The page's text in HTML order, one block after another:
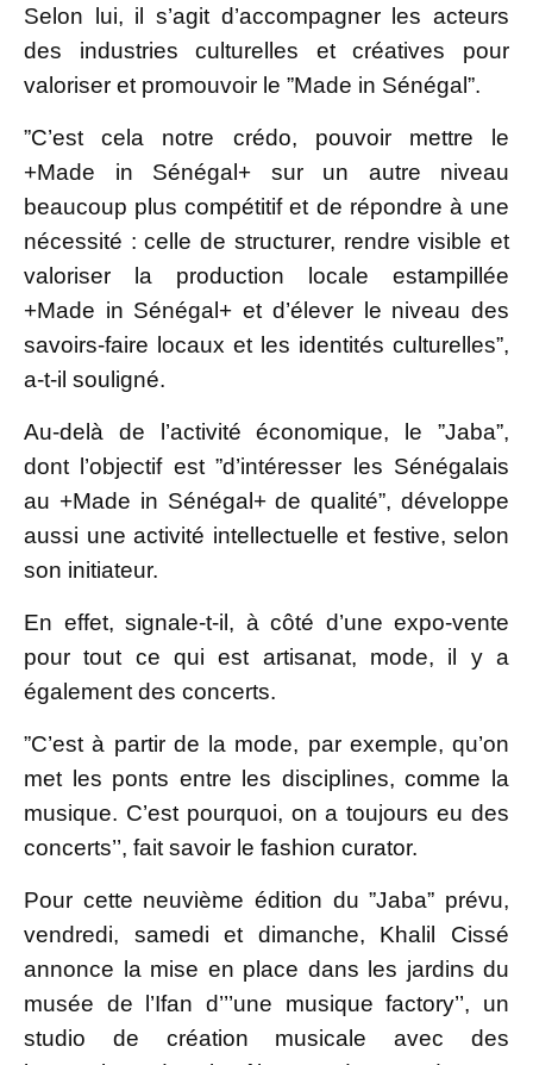
Selon lui, il s’agit d’accompagner les acteurs
des industries culturelles et créatives pour
valoriser et promouvoir le ”Made in Sénégal”.
”C’est cela notre crédo, pouvoir mettre le
+Made in Sénégal+ sur un autre niveau
beaucoup plus compétitif et de répondre à une
nécessité : celle de structurer, rendre visible et
valoriser la production locale estampillée
+Made in Sénégal+ et d’élever le niveau des
savoirs-faire locaux et les identités culturelles”,
a-t-il souligné.
Au-delà de l’activité économique, le ”Jaba”,
dont l’objectif est ”d’intéresser les Sénégalais
au +Made in Sénégal+ de qualité”, développe
aussi une activité intellectuelle et festive, selon
son initiateur.
En effet, signale-t-il, à côté d’une expo-vente
pour tout ce qui est artisanat, mode, il y a
également des concerts.
”C’est à partir de la mode, par exemple, qu’on
met les ponts entre les disciplines, comme la
musique. C’est pourquoi, on a toujours eu des
concerts’’, fait savoir le fashion curator.
Pour cette neuvième édition du ”Jaba” prévu,
vendredi, samedi et dimanche, Khalil Cissé
annonce la mise en place dans les jardins du
musée de l’Ifan d’’’une musique factory’’, un
studio de création musicale avec des